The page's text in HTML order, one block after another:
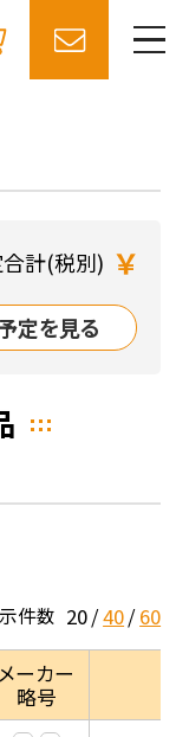
計(税別) ￥
定を見る
件数 20 40 60
メーカー
略号